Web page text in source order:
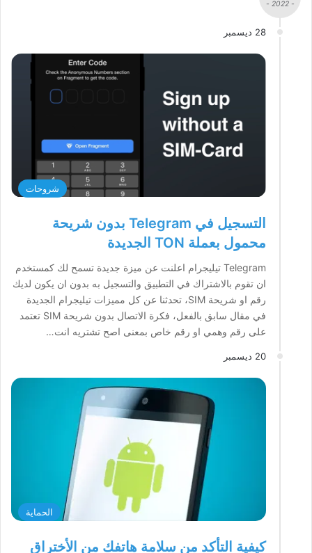
- 2022 -
28 ديسمبر
شروحات
التسجيل في Telegram بدون شريحة
محمول بعملة TON الجديدة
Telegram تيليجرام اعلنت عن ميزة جديدة تسمح لك كمستخدم
ان تقوم بالاشتراك في التطبيق والتسجيل به بدون ان يكون لديك
رقم او شريحة SIM، تحدثنا عن كل مميزات تيليجرام الجديدة
في مقال سابق بالفعل، فكرة الاتصال بدون شريحة SIM تعتمد
على رقم وهمي او رقم خاص بمعنى اصح تشتريه انت…
20 ديسمبر
الحماية
كيفية التأكد من سلامة هاتفك من الأختراق